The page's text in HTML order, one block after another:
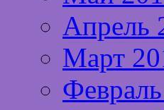
Апрель
Март